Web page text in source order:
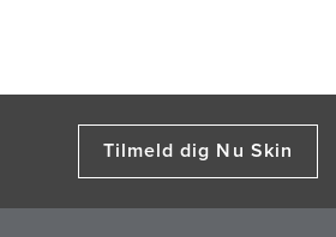
Tilmeld dig Nu Skin